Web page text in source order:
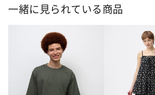
一緒に見られている商品